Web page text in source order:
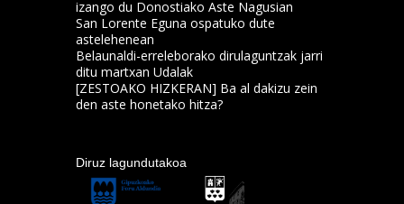
izango du Donostiako Aste Nagusian
San Lorente Eguna ospatuko dute
astelehenean
Belaunaldi-erreleborako dirulaguntzak jarri
ditu martxan Udalak
[ZESTOAKO HIZKERAN] Ba al dakizu zein
den aste honetako hitza?
Diruz lagundutakoa